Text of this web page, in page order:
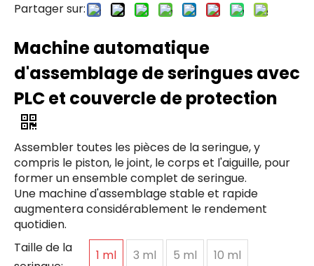
Partager sur:
Machine automatique
d'assemblage de seringues avec
PLC et couvercle de protection
Assembler toutes les pièces de la seringue, y
compris le piston, le joint, le corps et l'aiguille, pour
former un ensemble complet de seringue.
Une machine d'assemblage stable et rapide
augmentera considérablement le rendement
quotidien.
Taille de la
1 ml 3 ml 5 ml 10 ml